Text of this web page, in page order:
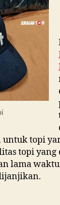
topi
topi yang
lama